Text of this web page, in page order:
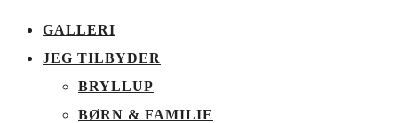
GALLERI
JEG TILBYDER
BRYLLUP
BØRN & FAMILIE